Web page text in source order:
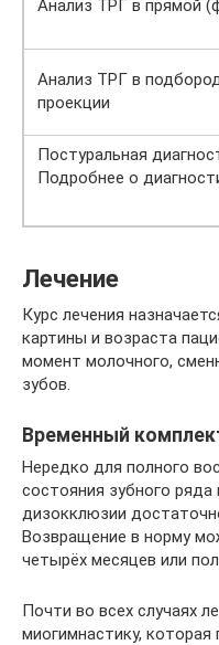
Анализ ТРГ в прямой
Анализ ТРГ в
проекции
Постуральная
Подробнее о
Лечение
Курс лечения
картины и возраста
момент молочного,
зубов.
Временный
Нередко для полного
состояния зубного ряда
дизокклюзии
Возвращение в норму
четырёх месяцев или
Почти во всех случаях
миогимнастику,